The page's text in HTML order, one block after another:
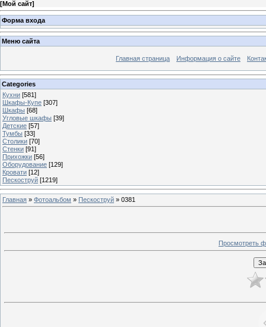
[Мой сайт]
Форма входа
Меню сайта
Главная страница Информация о сайте
Categories
Кухни [581]
Шкафы-Купе [307]
Шкафы [68]
Угловые шкафы [39]
Детские [57]
Тумбы [33]
Столики [70]
Стенки [91]
Прихожки [56]
Оборудование [129]
Кровати [12]
Пескоструй [1219]
Главная » Фотоальбом » Пескоструй » 0381
Просмотреть